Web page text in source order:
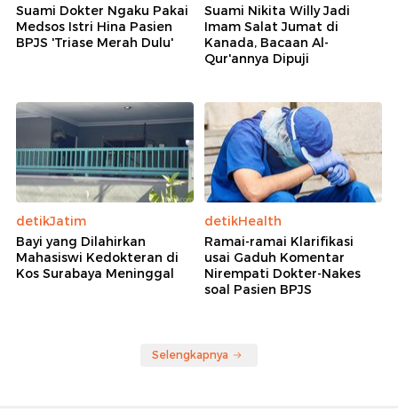
Suami Dokter Ngaku Pakai
Medsos Istri Hina Pasien
BPJS 'Triase Merah Dulu'
Suami Nikita Willy Jadi
Imam Salat Jumat di
Kanada, Bacaan Al-
Qur'annya Dipuji
detikJatim
Bayi yang Dilahirkan
Mahasiswi Kedokteran di
Kos Surabaya Meninggal
detikHealth
Ramai-ramai Klarifikasi
usai Gaduh Komentar
Nirempati Dokter-Nakes
soal Pasien BPJS
Selengkapnya